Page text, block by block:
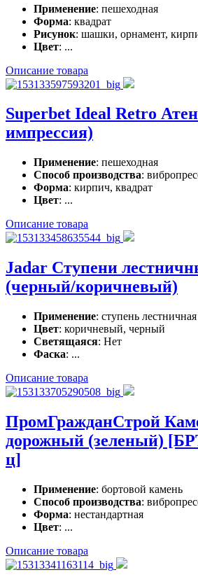
Применение: пешеходная
Форма: квадрат
Рисунок: шашки, орнамент,
Цвет: ...
Описание товара
Superbet Ideal Retro
импрессия)
Применение: пешеходная
Способ производства:
Форма: кирпич, квадрат
Цвет: ...
Описание товара
Jadar Ступени
(черный/коричневый)
Применение: ступень лестничная
Цвет: коричневый, черный
Светящаяся: Нет
Фаска: ...
Описание товара
ПромГражданСтрой
дорожный (зеленый)
ц]
Применение: бортовой камень
Способ производства:
Форма: нестандартная
Цвет: ...
Описание товара